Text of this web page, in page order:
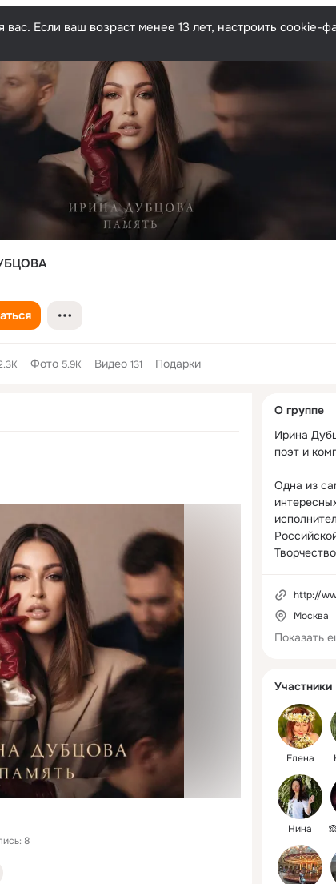
Если ваш возраст менее 13 лет, настроить cookie-
Фото 5.9K Видео 131 Подарки
8
колонка
О группе
Ирина
поэт и
Одна из
живущим
частях
раз
девушке!
http://
Москва
Показать
Участники
Елена
Нина